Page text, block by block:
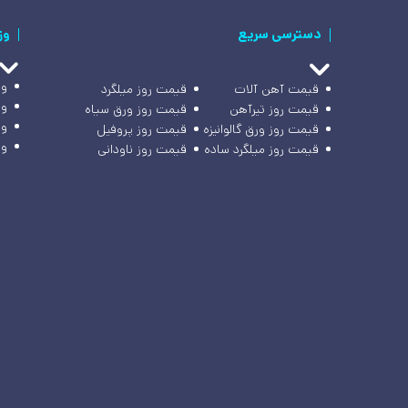
دسترسی سریع
قیمت آهن آلات
قیمت روز میلگرد
قیمت روز تیرآهن
قیمت روز ورق سیاه
قیمت روز ورق گالوانیزه
قیمت روز پروفیل
قیمت روز میلگرد ساده
قیمت روز ناودانی